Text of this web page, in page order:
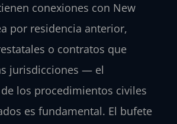
conexiones con New
por residencia anterior,
o contratos que
jurisdicciones — el
los procedimientos civiles
es fundamental. El bufete